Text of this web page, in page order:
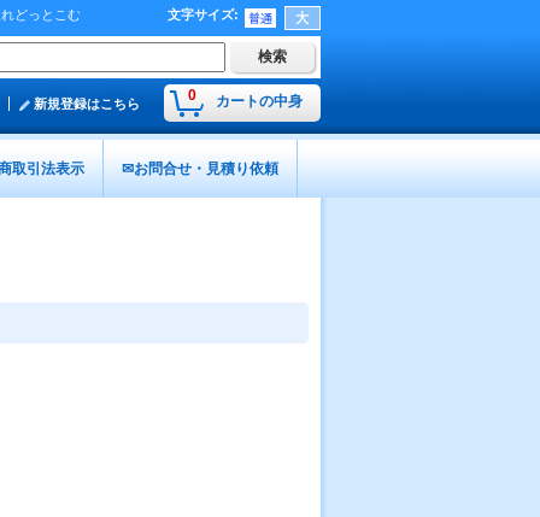
どっとこむ 文字サイズ:
0 カートの中身
新規登録はこちら
取引法表示 ✉お問合せ・見積り依頼